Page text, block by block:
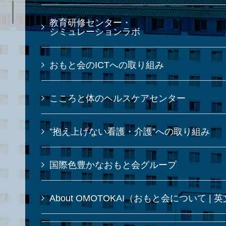
教育研修センター・
シミュレーションラボ
おもと会のICTへの取り組み
こころと体のヘルスケアセンター
”抱え上げない看護・介護”への取り組み
国際色豊かなおもと会グループ
About OMOTOKAI（おもと会について | 英